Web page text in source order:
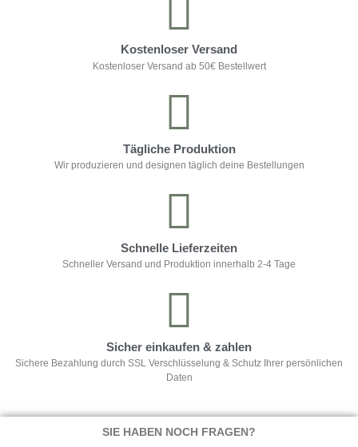
Kostenloser Versand
Kostenloser Versand ab 50€ Bestellwert
Tägliche Produktion
Wir produzieren und designen täglich deine Bestellungen
Schnelle Lieferzeiten
Schneller Versand und Produktion innerhalb 2-4 Tage
Sicher einkaufen & zahlen
Sichere Bezahlung durch SSL Verschlüsselung & Schutz Ihrer persönlichen
Daten
SIE HABEN NOCH FRAGEN?